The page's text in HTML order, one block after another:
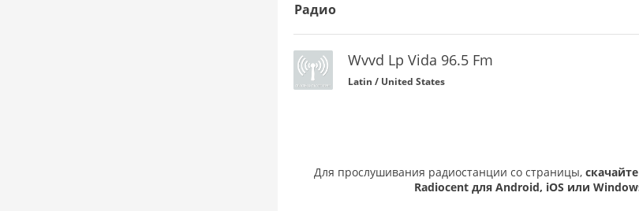
Радио
Wvvd Lp Vida 96.5 Fm
Latin / United States
Для прослушивания радиостанции со страницы,
Radiocent для Android, iOS или